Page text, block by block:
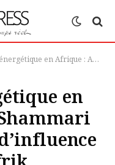
: Ali Al-Shammari consacré leader d’influence par Financial Afrik
en